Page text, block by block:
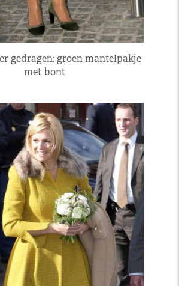
gedragen: groen mantelpakje
met bont